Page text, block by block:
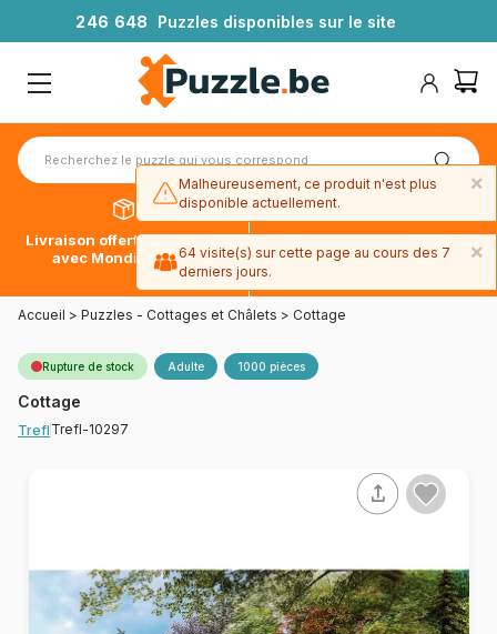
246 648 Puzzles disponibles sur le site
Livraison offerte dès 39€*
avec Mondial Relay
Paiement en 4x sans frais
avec Paypal
Accueil > Puzzles - Cottages et Châlets > Cottage
Rupture de stock Adulte 1000 pièces
Cottage
Trefl Trefl-10297
×
Malheureusement, ce produit n'est plus
disponible actuellement.
×
64 visite(s) sur cette page au cours des 7
derniers jours.